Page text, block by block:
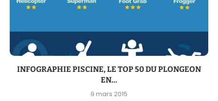
INFOGRAPHIE PISCINE, LE TOP 50 DU PLONGEON
EN...
9 mars 2015